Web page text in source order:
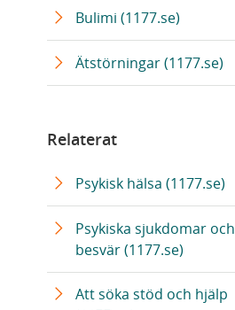
n
Bulimi (1177.se)
Ätstörningar (1177.se)
Relaterat
Psykisk hälsa (1177.se)
Psykiska sjukdomar och
besvär (1177.se)
Att söka stöd och hjälp